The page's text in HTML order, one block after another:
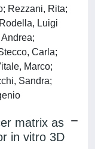
Rezzani, Rita;
Luigi
Carla;
Marco;
Sandra;
matrix as
in vitro 3D